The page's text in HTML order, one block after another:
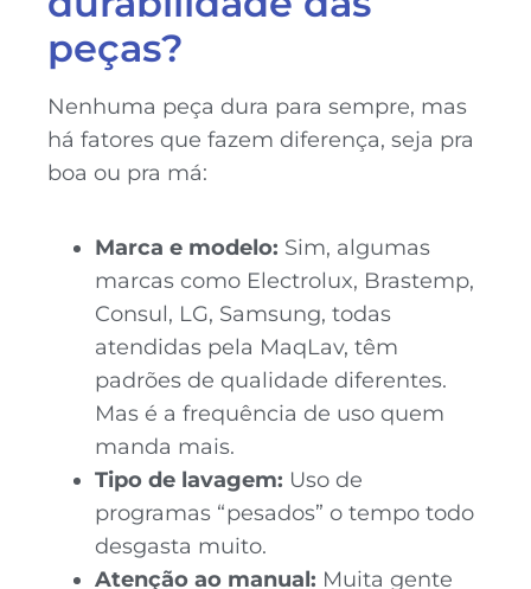
peças?
Nenhuma peça dura para sempre, mas
há fatores que fazem diferença, seja pra
boa ou pra má:
Marca e modelo: Sim, algumas
marcas como Electrolux, Brastemp,
Consul, LG, Samsung, todas
atendidas pela MaqLav, têm
padrões de qualidade diferentes.
Mas é a frequência de uso quem
manda mais.
Tipo de lavagem: Uso de
programas “pesados” o tempo todo
desgasta muito.
Atenção ao manual: Muita gente